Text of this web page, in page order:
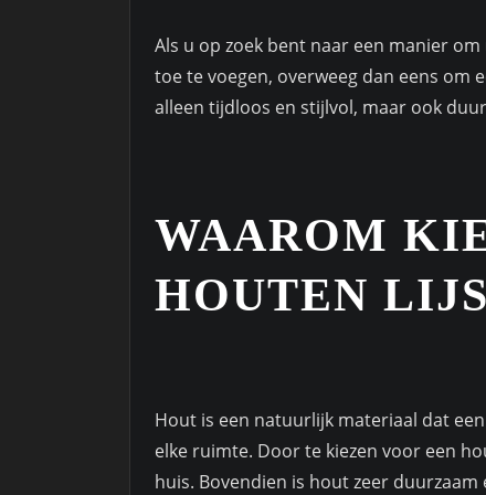
Als u op zoek bent naar een manier
toe te voegen, overweeg dan eens om
alleen tijdloos en stijlvol, maar ook
WAAROM
HOUTEN
Hout is een natuurlijk materiaal dat
elke ruimte. Door te kiezen voor een
huis. Bovendien is hout zeer